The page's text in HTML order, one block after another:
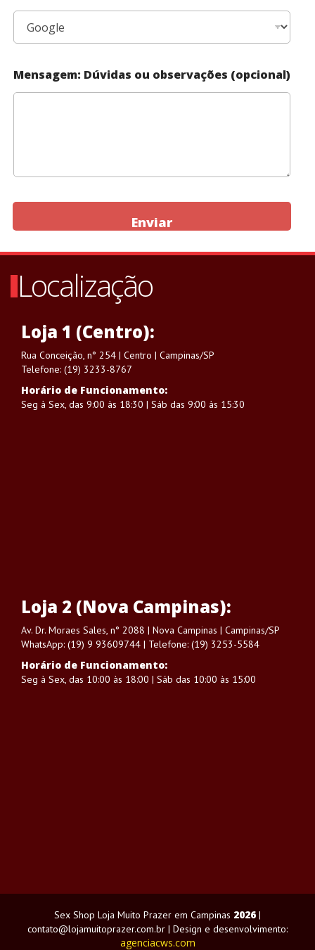
Mensagem: Dúvidas ou observações (opcional)
Enviar
Localização
Loja 1 (Centro):
Rua Conceição, n° 254 | Centro | Campinas/SP
Telefone: (19) 3233-8767
Horário de Funcionamento:
Seg à Sex, das 9:00 às 18:30 | Sáb das 9:00 às 15:30
Loja 2 (Nova Campinas):
Av. Dr. Moraes Sales, n° 2088 | Nova Campinas | Campinas/SP
WhatsApp: (19) 9 93609744 | Telefone: (19) 3253-5584
Horário de Funcionamento:
Seg à Sex, das 10:00 às 18:00 | Sáb das 10:00 às 15:00
Sex Shop Loja Muito Prazer em Campinas 2026 |
contato@lojamuitoprazer.com.br | Design e desenvolvimento:
agenciacws.com